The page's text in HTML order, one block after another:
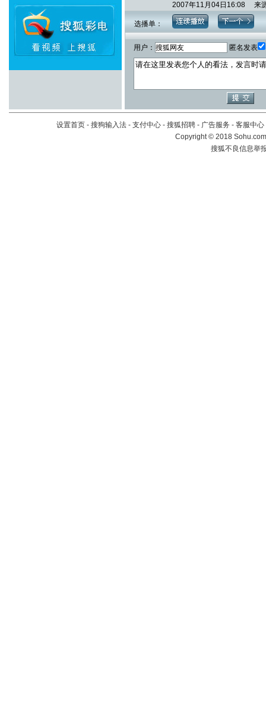
2007年11月04日16:08 来
选播单：
用户： 匿名发表
设置首页 - 搜狗输入法 - 支付中心 - 搜狐招聘 - 广告服务 - 客服中心
Copyright©2018
搜狐不良信息举